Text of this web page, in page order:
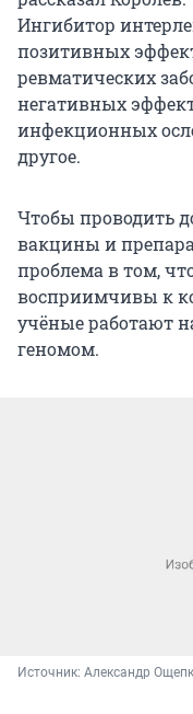
Ингибитор
позитивных
ревматических
негативных
инфекционных
другое.
Чтобы проводить
вакцины и
проблема в том,
восприимчивы к
учёные работают
геномом.
Источник: Александр